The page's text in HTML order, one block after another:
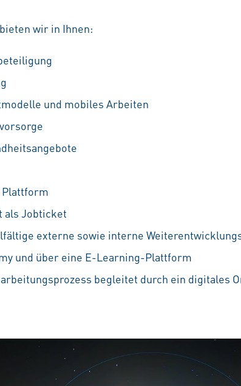
wir in Ihnen:
und mobiles Arbeiten
als Jobticket
externe sowie interne
und über eine E-Learning-Plattform
begleitet durch ein digitales